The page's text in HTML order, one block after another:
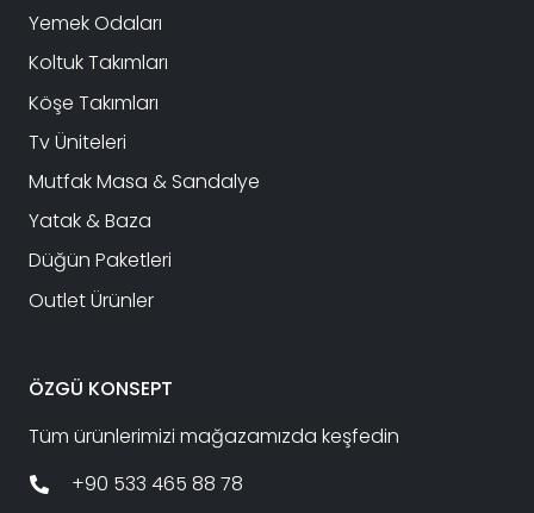
Yemek Odaları
Koltuk Takımları
Köşe Takımları
Tv Üniteleri
Mutfak Masa & Sandalye
Yatak & Baza
Düğün Paketleri
Outlet Ürünler
ÖZGÜ KONSEPT
Tüm ürünlerimizi mağazamızda keşfedin
+90 533 465 88 78